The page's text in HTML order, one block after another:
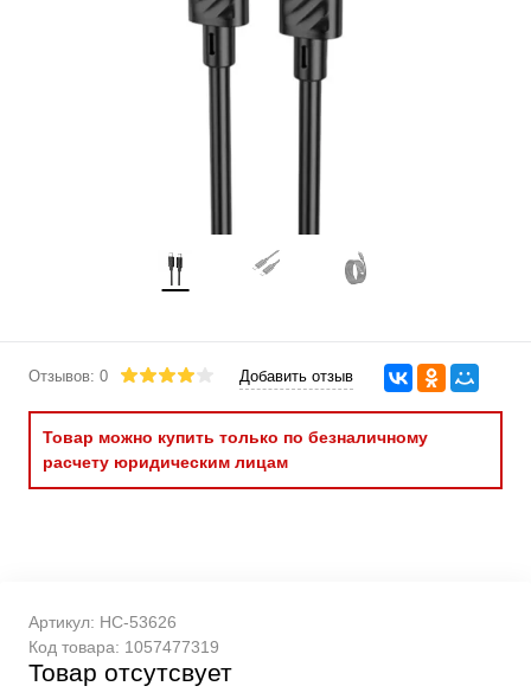
Отзывов: 0 Добавить отзыв
Товар можно купить только по безналичному
расчету юридическим лицам
Артикул: HC-53626
Код товара: 1057477319
Товар отсутсвует